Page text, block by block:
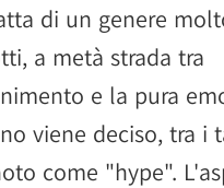
di un genere
a metà strada tra
e la pura
viene deciso, tra i
come "hype".